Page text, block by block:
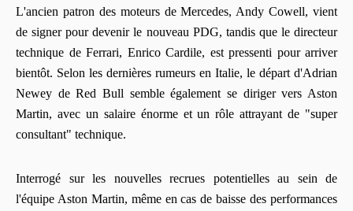
L'ancien patron des moteurs de Mercedes, Andy Cowell, vient
de signer pour devenir le nouveau PDG, tandis que le directeur
technique de Ferrari, Enrico Cardile, est pressenti pour arriver
bientôt. Selon les dernières rumeurs en Italie, le départ d'Adrian
Newey de Red Bull semble également se diriger vers Aston
Martin, avec un salaire énorme et un rôle attrayant de "super
consultant" technique.
Interrogé sur les nouvelles recrues potentielles au sein de
l'équipe Aston Martin, même en cas de baisse des performances